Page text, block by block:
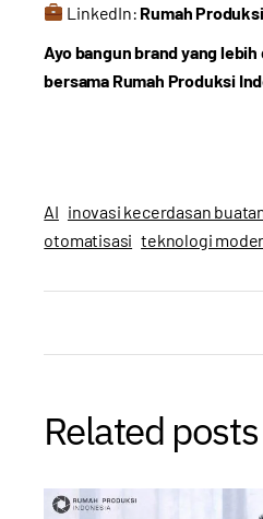
LinkedIn: Rumah
Ayo bangun brand yang
bersama Rumah Produksi
AI inovasi kecerdasan
otomatisasi teknologi
Related posts